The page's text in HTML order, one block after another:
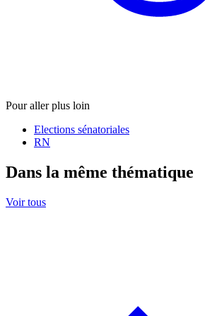
Pour aller plus loin
Elections sénatoriales
RN
Dans la même thématique
Voir tous